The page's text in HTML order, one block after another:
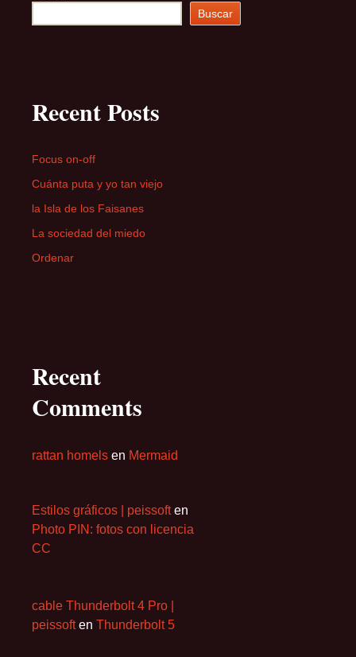
Buscar
Recent Posts
Focus on-off
Cuánta puta y yo tan viejo
la Isla de los Faisanes
La sociedad del miedo
Ordenar
Recent
Comments
rattan homels en Mermaid
Estilos gráficos | peissoften
Photo PIN: fotos con licencia
CC
cable Thunderbolt 4 Pro |
peissoften Thunderbolt 5